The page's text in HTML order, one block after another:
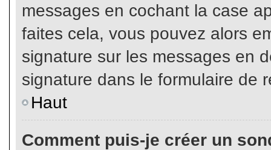
messages en cochant la case
faites cela, vous pouvez alors
signature sur les messages en
signature dans le formulaire de
Haut
Comment puis-je créer un